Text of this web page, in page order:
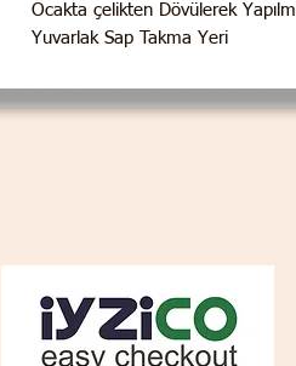
Ocakta çelikten Dövülerek
Yuvarlak Sap Takma Yeri